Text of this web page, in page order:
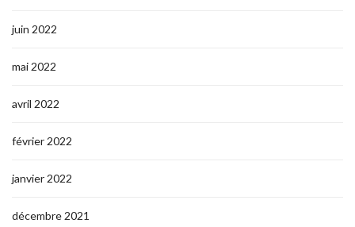
juin 2022
mai 2022
avril 2022
février 2022
janvier 2022
décembre 2021